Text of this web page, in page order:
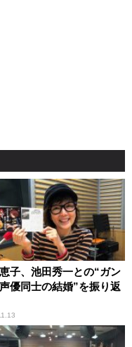
子、池田秀一との“ガン
優同士の結婚”を振り返